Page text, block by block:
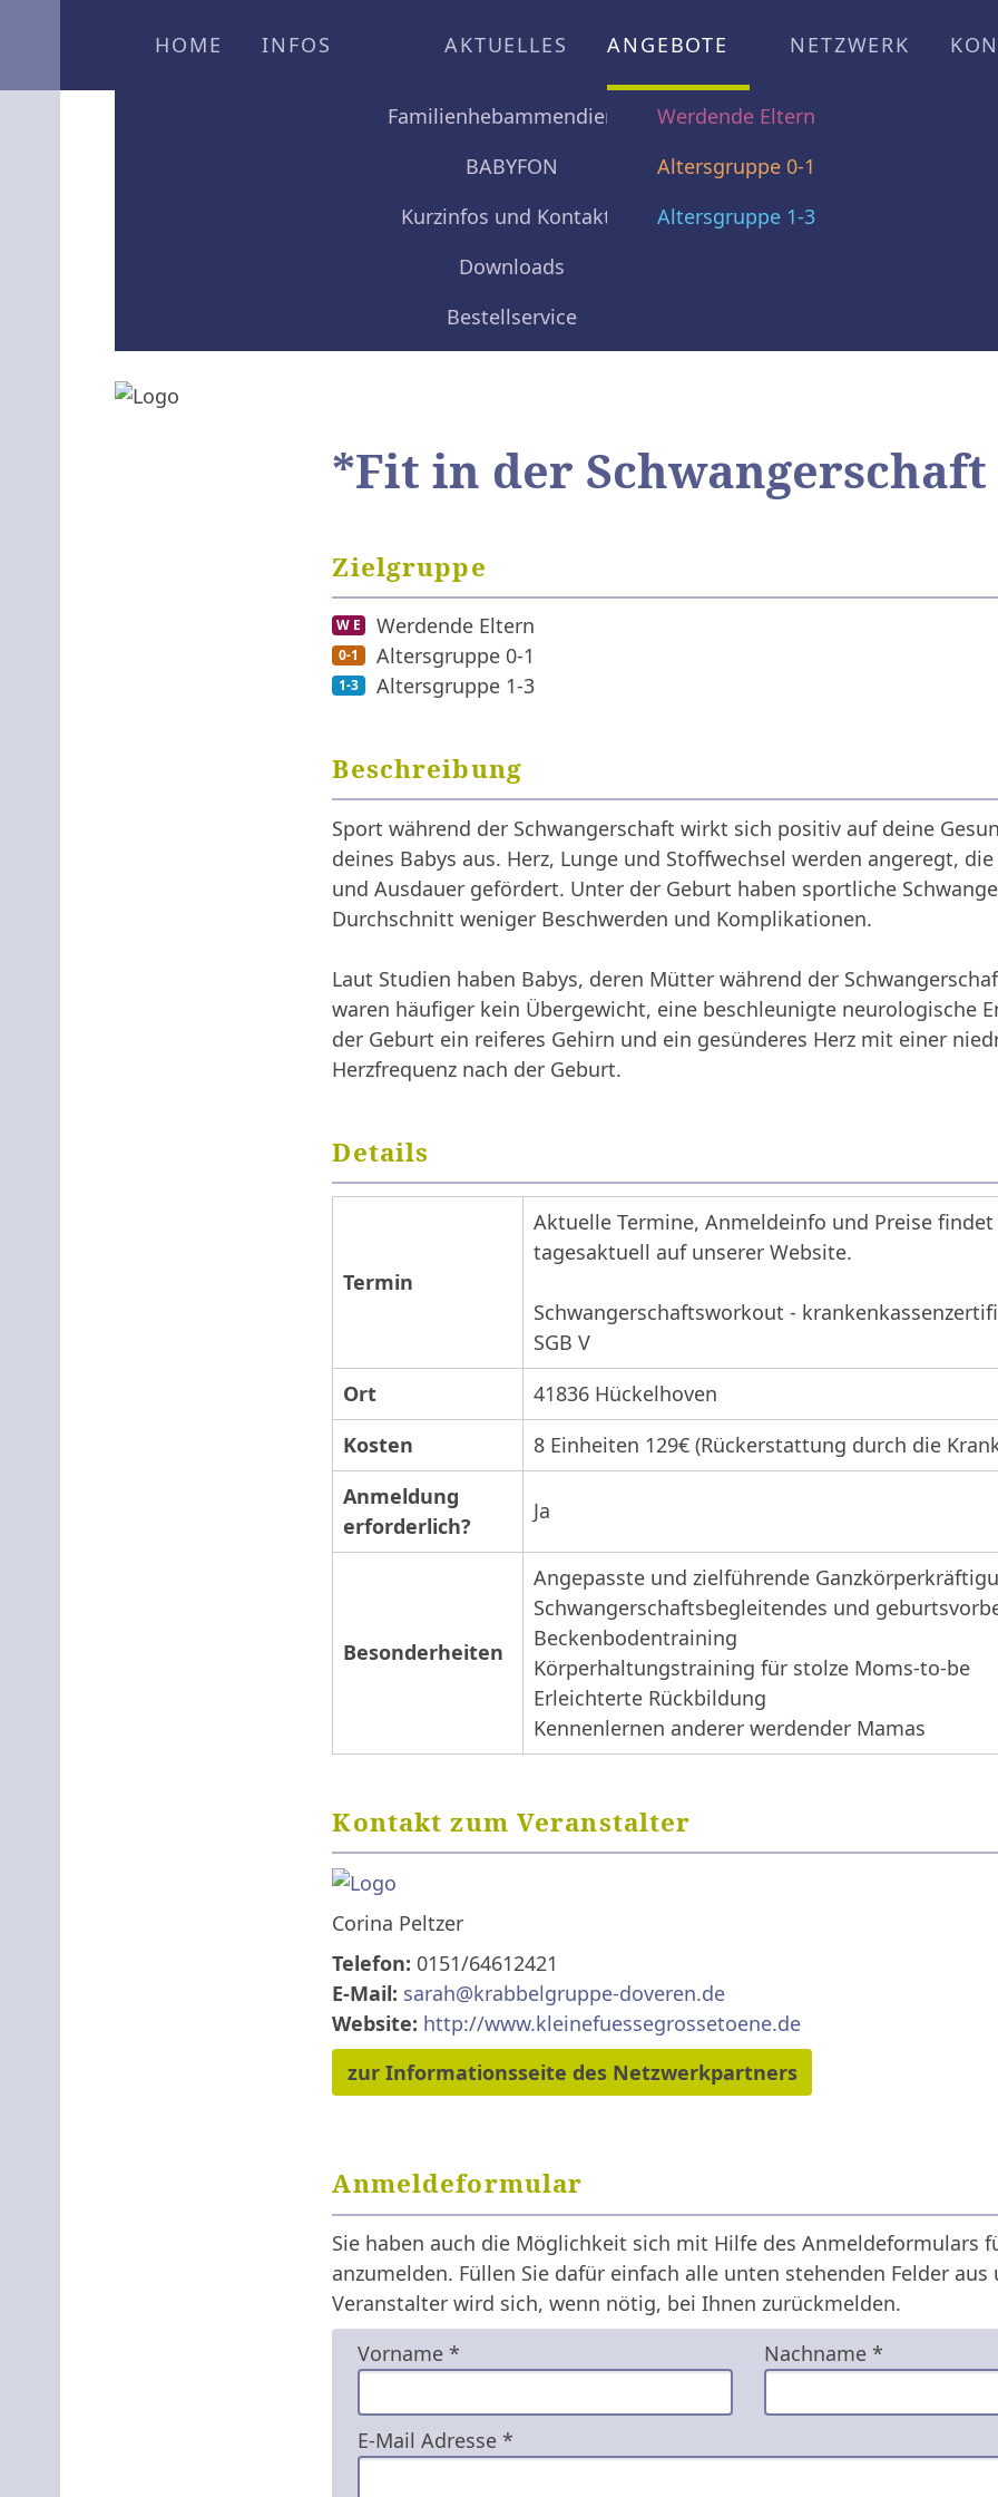
HOME INFOS
Familienhebammendienst
BABYFON
Kurzinfos und Kontakte
Downloads
Bestellservice
AKTUELLES ANGEBOTE
Werdende Eltern
Altersgruppe 0-1
Altersgruppe 1-3
NETZWERK
*Fit in der Schwangerschaft
Zielgruppe
W E Werdende Eltern
0-1 Altersgruppe 0-1
1-3 Altersgruppe 1-3
Beschreibung
Sport während der Schwangerschaft wirkt sich positiv auf deine
deines Babys aus. Herz, Lunge und Stoffwechsel werden angeregt,
und Ausdauer gefördert. Unter der Geburt haben sportliche
Durchschnitt weniger Beschwerden und Komplikationen.
Laut Studien haben Babys, deren Mütter während der
waren häufiger kein Übergewicht, eine beschleunigte neurologische
der Geburt ein reiferes Gehirn und ein gesünderes Herz mit einer
Herzfrequenz nach der Geburt.
Details
Termin
Aktuelle Termine, Anmeldeinfo und Preise
tagesaktuell auf unserer Website.
Schwangerschaftsworkout -
SGB V
Ort
41836 Hückelhoven
Kosten
8 Einheiten 129€ (Rückerstattung durch die
Anmeldung
erforderlich?
Ja
Besonderheiten
Angepasste und zielführende
Schwangerschaftsbegleitendes und
Beckenbodentraining
Körperhaltungstraining für stolze Moms-to-be
Erleichterte Rückbildung
Kennenlernen anderer werdender Mamas
Kontakt zum Veranstalter
Corina Peltzer
Telefon: 0151/64612421
E-Mail: sarah@krabbelgruppe-doveren.de
Website: http://www.kleinefuessegrossetoene.de
zur Informationsseite des Netzwerkpartners
Anmeldeformular
Sie haben auch die Möglichkeit sich mit Hilfe des Anmeldeformulars
anzumelden. Füllen Sie dafür einfach alle unten stehenden Felder aus
Veranstalter wird sich, wenn nötig, bei Ihnen zurückmelden.
Vorname *
Nachname *
E-Mail Adresse *